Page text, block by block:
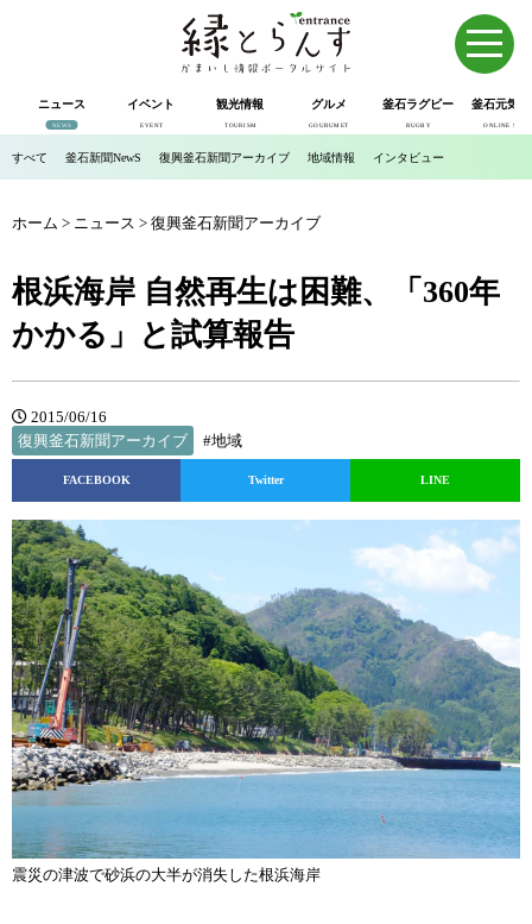
ニュース
NEWS
イベント
EVENT
観光情報
TOURISM
グルメ
GOURUMET
釜石ラグビー
RUGBY
釜石元気
ONLINE SHOP
すべて 釜石新聞NewS 復興釜石新聞アーカイブ 地域情報 インタビュー
ホーム > ニュース > 復興釜石新聞アーカイブ
根浜海岸 自然再生は困難、「360年
かかる」と試算報告
2015/06/16
復興釜石新聞アーカイブ
#地域
FACEBOOK Twitter LINE
震災の津波で砂浜の大半が消失した根浜海岸